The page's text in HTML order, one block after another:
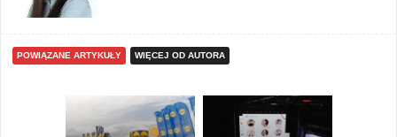
POWIĄZANE ARTYKUŁY WIĘCEJ OD AUTORA